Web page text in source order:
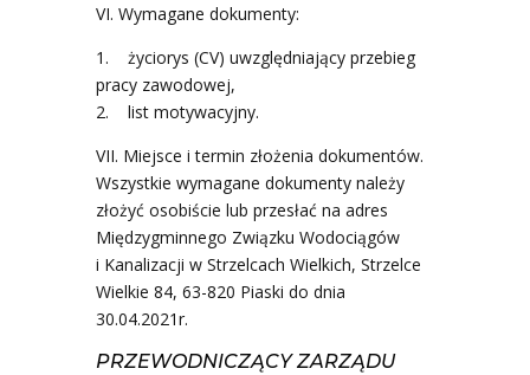
VI. Wymagane dokumenty:
1. życiorys (CV) uwzględniający przebieg
pracy zawodowej,
2. list motywacyjny.
VII. Miejsce i termin złożenia dokumentów.
Wszystkie wymagane dokumenty należy
złożyć osobiście lub przesłać na adres
Międzygminnego Związku Wodociągów
i Kanalizacji w Strzelcach Wielkich, Strzelce
Wielkie 84, 63-820 Piaski do dnia
30.04.2021r.
PRZEWODNICZĄCY ZARZĄDU